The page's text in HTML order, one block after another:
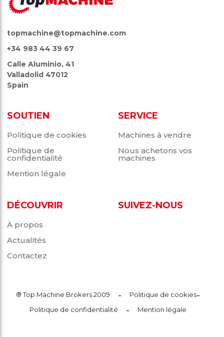
topmachine@topmachine.com
+34 983 44 39 67
Calle Aluminio, 41
Valladolid 47012
Spain
SOUTIEN
Politique de cookies
Politique de
confidentialité
Mention légale
SERVICE
Machines à vendre
Nous achetons vos
machines
DÉCOUVRIR
À propos
Actualités
Contactez
SUIVEZ-NOUS
® Top Machine Brokers 2009 - Politique de cookies-
Politique de confidentialité - Mention légale